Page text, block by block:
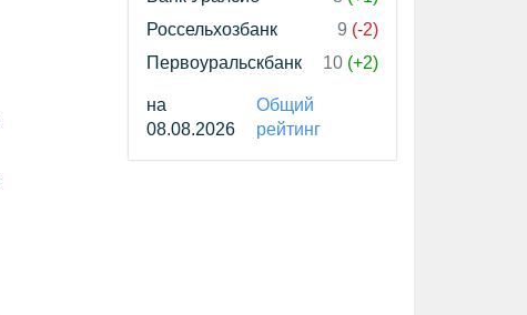
Россельхозбанк
9 (-2)
Первоуральскбанк
10 (+2)
на
08.08.2026
Общий
рейтинг